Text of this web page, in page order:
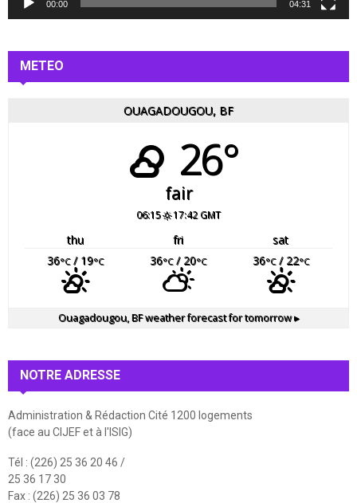
o
00:00 04:31
METEO
OUAGADOUGOU, BF
26°
fair
06:15 17:42 GMT
thu fri
sat
36°C/ 19°C 36°C/ 20°C 36°C/ 22°C
Ouagadougou, BFweather forecast for tomorrow ▸
NOTRE ADRESSE
Administration & Rédaction Cité 1200 logements
(face au CIJEF et à l'ISIG)
Tél : (226) 25 36 20 46 /
25 36 17 30
Fax : (226) 25 36 03 78